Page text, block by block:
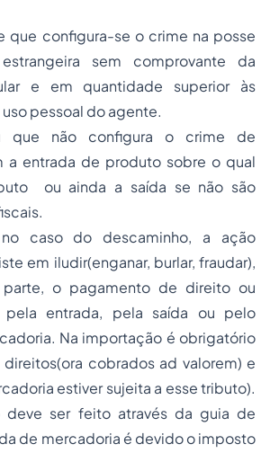
que configura-se o crime na posse
sem comprovante da
e em quantidade superior às
pessoal do agente.
que não configura o crime de
a entrada de produto sobre o qual
ou ainda a saída se não são
caso do descaminho, a ação
em iludir(enganar, burlar, fraudar),
o pagamento de direito ou
entrada, pela saída ou pelo
Na importação é obrigatório
cobrados ad valorem) e
estiver sujeita a esse tributo).
deve ser feito através da guia de
de mercadoria é devido o imposto